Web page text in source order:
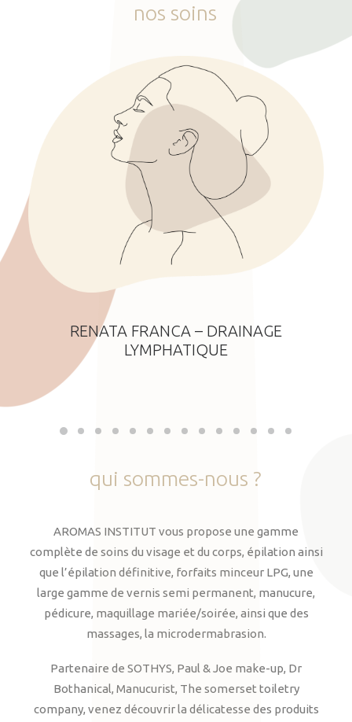
nos soins
RENATA FRANCA – DRAINAGE
LYMPHATIQUE
qui sommes-nous ?
AROMAS INSTITUT vous propose une gamme
complète de soins du visage et du corps, épilation ainsi
que l’épilation définitive, forfaits minceur LPG, une
large gamme de vernis semi permanent, manucure,
pédicure, maquillage mariée/soirée, ainsi que des
massages, la microdermabrasion.
Partenaire de SOTHYS, Paul & Joe make-up, Dr
Bothanical, Manucurist, The somerset toiletry
company, venez découvrir la délicatesse des produits